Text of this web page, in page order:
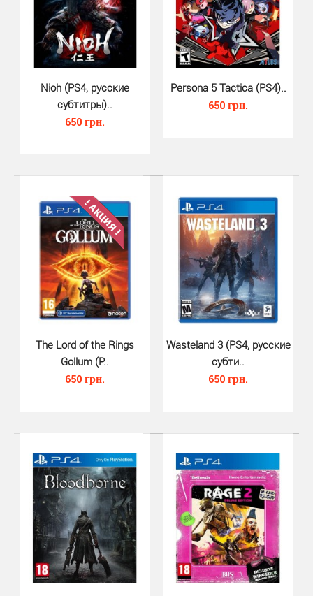
Kingdom Hearts 3 (PS4)..
450 грн.
Kingdom Hearts III PS4 - это продолжение серии
японских ролевых игр, которая представляет из себя
Nioh (PS4, русские
субтитры)..
650 грн.
Persona 5 Tactica (PS4)..
650 грн.
The Lord of the Rings
Gollum (P..
650 грн.
Wasteland 3 (PS4, русские
субти..
650 грн.